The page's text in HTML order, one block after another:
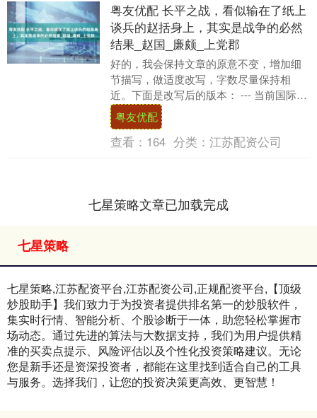
粤友优配 长平之战，看似输在了纸上
谈兵的赵括身上，其实是战争的必然
结果_赵国_廉颇_上党郡
好的，我会保持文章的原意不变，增加细
节描写，做适度改写，字数尽量保持相
近。下面是改写后的版本： --- 当前国际局
势，有些类似于中国战国晚期，诸侯国之
间错综复杂....
粤友优配
查看： 164 分类： 江苏配资公司
七星策略文章已加载完成
七星策略
七星策略,江苏配资平台,江苏配资公司,正规配资平台,【顶级
炒股助手】我们致力于为投资者提供排名第一的炒股软件，
集实时行情、智能分析、个股诊断于一体，助您轻松掌握市
场动态。通过先进的算法与大数据支持，我们为用户提供精
准的买卖点提示、风险评估以及个性化投资策略建议。无论
您是新手还是资深投资者，都能在这里找到适合自己的工具
与服务。选择我们，让您的投资决策更高效、更智慧！